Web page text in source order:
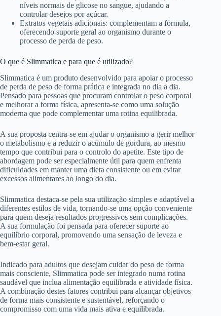
níveis normais de glicose no sangue, ajudando a
controlar desejos por açúcar.
Extratos vegetais adicionais: complementam a fórmula,
oferecendo suporte geral ao organismo durante o
processo de perda de peso.
O que é Slimmatica e para que é utilizado?
Slimmatica é um produto desenvolvido para apoiar o processo
de perda de peso de forma prática e integrada no dia a dia.
Pensado para pessoas que procuram controlar o peso corporal
e melhorar a forma física, apresenta-se como uma solução
moderna que pode complementar uma rotina equilibrada.
A sua proposta centra-se em ajudar o organismo a gerir melhor
o metabolismo e a reduzir o acúmulo de gordura, ao mesmo
tempo que contribui para o controlo do apetite. Este tipo de
abordagem pode ser especialmente útil para quem enfrenta
dificuldades em manter uma dieta consistente ou em evitar
excessos alimentares ao longo do dia.
Slimmatica destaca-se pela sua utilização simples e adaptável a
diferentes estilos de vida, tornando-se uma opção conveniente
para quem deseja resultados progressivos sem complicações.
A sua formulação foi pensada para oferecer suporte ao
equilíbrio corporal, promovendo uma sensação de leveza e
bem-estar geral.
Indicado para adultos que desejam cuidar do peso de forma
mais consciente, Slimmatica pode ser integrado numa rotina
saudável que inclua alimentação equilibrada e atividade física.
A combinação destes fatores contribui para alcançar objetivos
de forma mais consistente e sustentável, reforçando o
compromisso com uma vida mais ativa e equilibrada.